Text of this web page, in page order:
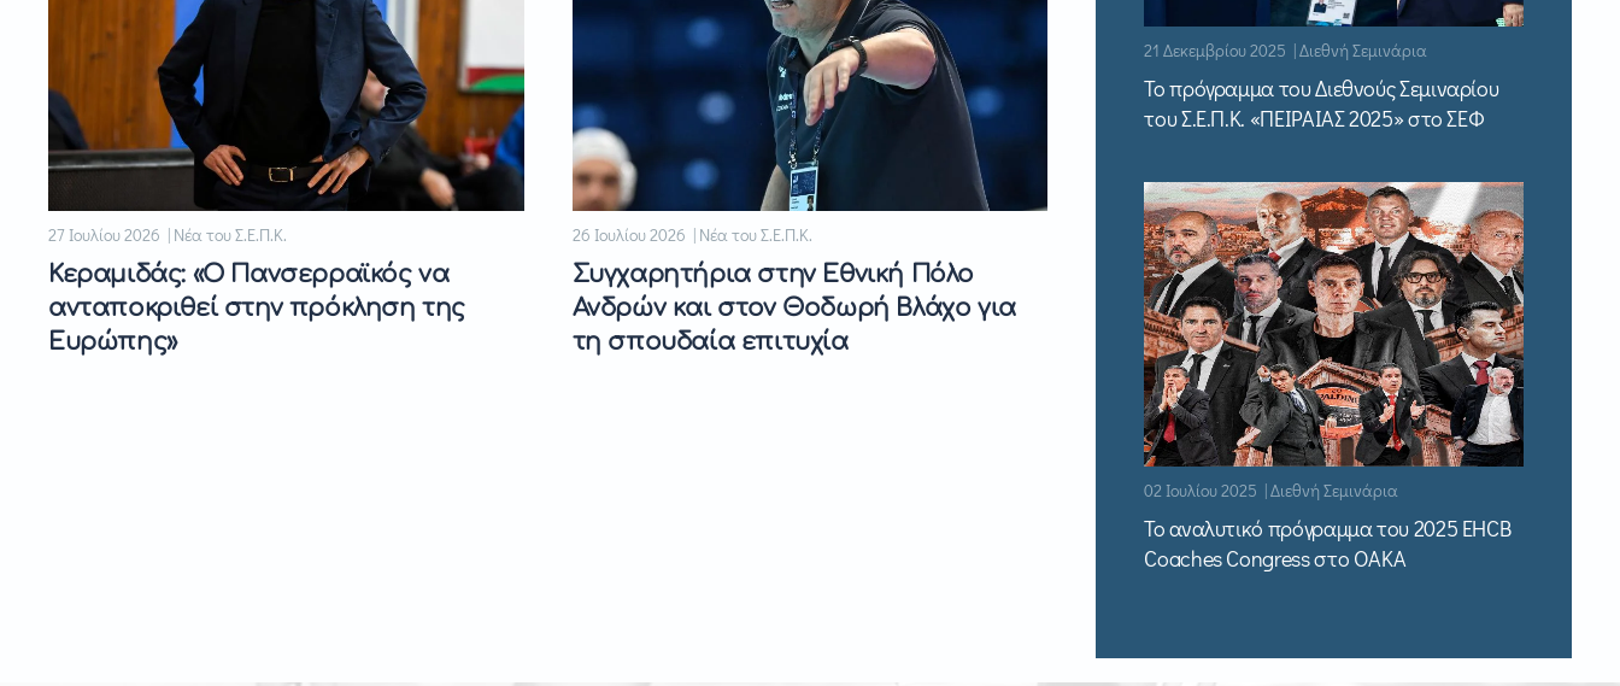
27 Ιουλίου 2026 | Νέα του Σ.Ε.Π.Κ.
Κεραμιδάς: «Ο Πανσερραϊκός να
ανταποκριθεί στην πρόκληση της
Ευρώπης»
26 Ιουλίου 2026 | Νέα του Σ.Ε.Π.Κ.
Συγχαρητήρια στην Εθνική Πόλο
Ανδρών και στον Θοδωρή Βλάχο για
τη σπουδαία επιτυχία
21 Δεκεμβρίου 2025 | Διεθνή Σεμινάρια
Το πρόγραμμα του Διεθνούς Σεμιναρίου
του Σ.Ε.Π.Κ. «ΠΕΙΡΑΙΑΣ 2025» στο ΣΕΦ
02 Ιουλίου 2025 | Διεθνή Σεμινάρια
Το αναλυτικό πρόγραμμα του 2025 EHCB
Coaches Congress στο ΟΑΚΑ